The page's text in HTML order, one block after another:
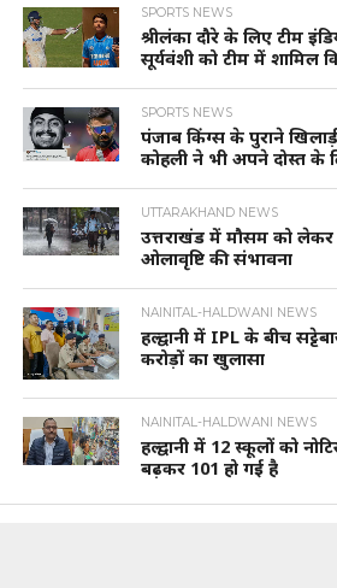
SPORTS NEWS
श्रीलंका दौरे के लिए टीम
सूर्यवंशी को टीम में शामिल
SPORTS NEWS
पंजाब किंग्स के पुराने
कोहली ने भी अपने दोस्त के
UTTARAKHAND NEWS
उत्तराखंड में मौसम को
ओलावृष्टि की संभावना
NAINITAL-HALDWANI NEWS
हल्द्वानी में IPL के बीच
करोड़ों का खुलासा
NAINITAL-HALDWANI NEWS
हल्द्वानी में 12 स्कूलों को
बढ़कर 101 हो गई है